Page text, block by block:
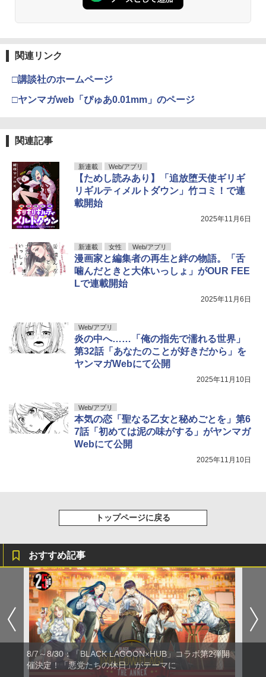
関連リンク
□講談社のホームページ
□ヤンマガweb「ぴゅあ0.01mm」のページ
関連記事
新連載 Web/アプリ
【ためし読みあり】「追放堕天使ギリギ
リギルティメルトダウン」竹コミ！で連
載開始
2025年11月6日
新連載 女性 Web/アプリ
漫画家と編集者の再生と絆の物語。「舌
噛んだときと大体いっしょ」がOUR FEE
Lで連載開始
2025年11月6日
Web/アプリ
炎の中へ……「俺の指先で濡れる世界」
第32話「あなたのことが好きだから」を
ヤンマガWebにて公開
2025年11月10日
Web/アプリ
本気の恋「聖なる乙女と秘めごとを」第6
7話「初めては泥の味がする」がヤンマガ
Webにて公開
2025年11月10日
トップページに戻る
おすすめ記事
8/7～8/30：「BLACK LAGOON×HUB」コラボ第2弾開
催決定！「悪党たちの休日」がテーマに